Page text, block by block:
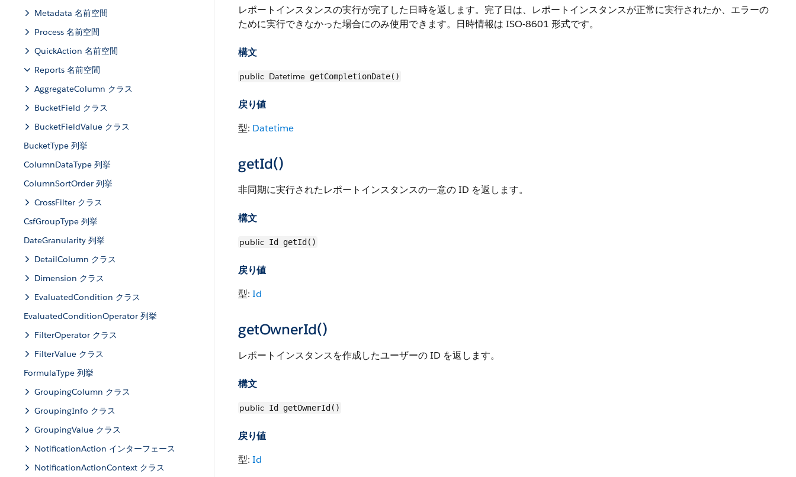
Metadata 名前空間
Process 名前空間
QuickAction 名前空間
Reports 名前空間
AggregateColumn クラス
BucketField クラス
BucketFieldValue クラス
BucketType 列挙
ColumnDataType 列挙
ColumnSortOrder 列挙
CrossFilter クラス
CsfGroupType 列挙
DateGranularity 列挙
DetailColumn クラス
Dimension クラス
EvaluatedCondition クラス
EvaluatedConditionOperator 列挙
FilterOperator クラス
FilterValue クラス
FormulaType 列挙
GroupingColumn クラス
GroupingInfo クラス
GroupingValue クラス
NotificationAction インターフェース
NotificationActionContext クラス
レポートインスタンスの実行が完了した日時を返します。完了日は、レポートインスタンスが正常に実行されたか、エラーの
ために実行できなかった場合にのみ使用できます。日時情報は ISO-8601 形式です。
構文
public Datetime getCompletionDate()
戻り値
型: Datetime
getId()
非同期に実行されたレポートインスタンスの一意の ID を返します。
構文
public Id getId()
戻り値
型: Id
getOwnerId()
レポートインスタンスを作成したユーザーの ID を返します。
構文
public Id getOwnerId()
戻り値
型: Id